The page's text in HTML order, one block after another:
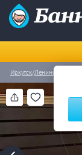
Иркутск Ленинский округ